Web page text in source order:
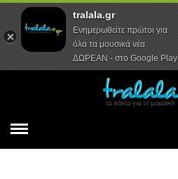
Αρχική Συνεντεύξεις
tralala.gr
Ενημερωθείτε πρώτοι για
όλα τα μουσικά νέα
ΔΩΡΕΑΝ - στο Google Play